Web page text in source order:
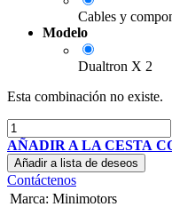
Cables y
Modelo
Dualtron X 2
Esta combinación no existe.
AÑADIR A LA CESTA
Añadir a lista de deseos
Contáctenos
Marca: Minimotors